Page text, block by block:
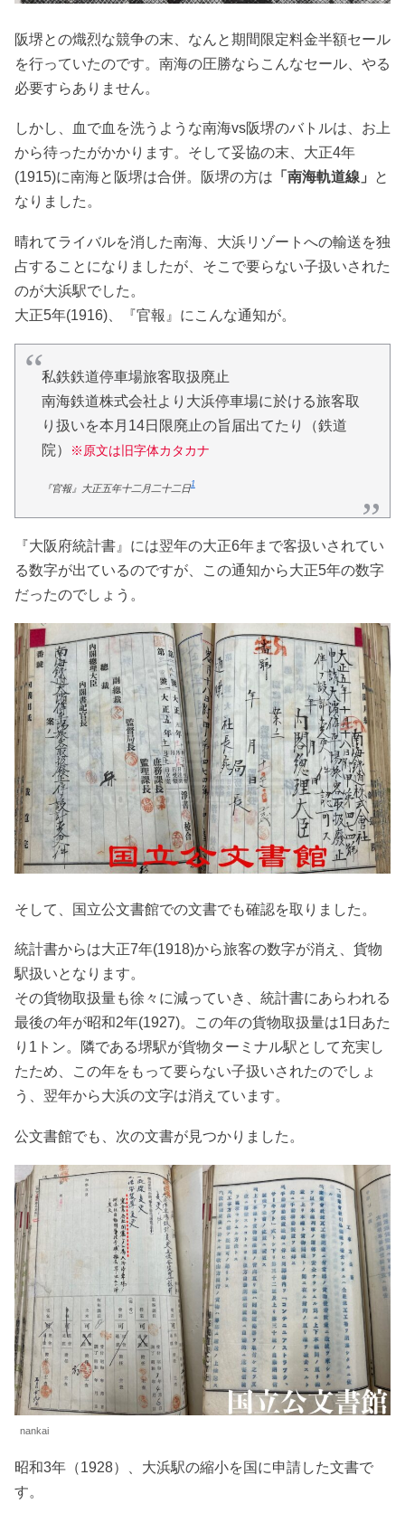
阪堺との熾烈な競争の末、なんと期間限定料金半額セール
を行っていたのです。南海の圧勝ならこんなセール、やる
必要すらありません。
しかし、血で血を洗うような南海vs阪堺のバトルは、お上
から待ったがかかります。そして妥協の末、大正4年
(1915)に南海と阪堺は合併。阪堺の方は 「南海軌道線」
と
なりました。
晴れてライバルを消した南海、大浜リゾートへの輸送を独
占することになりましたが、そこで要らない子扱いされた
のが大浜駅でした。
大正5年(1916)、『官報』にこんな通知が。
私鉄鉄道停車場旅客取扱廃止
南海鉄道株式会社より大浜停車場に於ける旅客取
り扱いを本月14日限廃止の旨届出てたり（鉄道
院）
※原文は旧字体カタカナ
『官報』大正五年十二月二十二日1
『大阪府統計書』には翌年の大正6年まで客扱いされてい
る数字が出ているのですが、この通知から大正5年の数字
だったのでしょう。
そして、国立公文書館での文書でも確認を取りました。
統計書からは大正7年(1918)から旅客の数字が消え、貨物
駅扱いとなります。
その貨物取扱量も徐々に減っていき、統計書にあらわれる
最後の年が昭和2年(1927)。この年の貨物取扱量は1日あた
り1トン。隣である堺駅が貨物ターミナル駅として充実し
たため、この年をもって要らない子扱いされたのでしょ
う、翌年から大浜の文字は消えています。
公文書館でも、次の文書が見つかりました。
nankai
昭和3年（1928）、大浜駅の縮小を国に申請した文書で
す。